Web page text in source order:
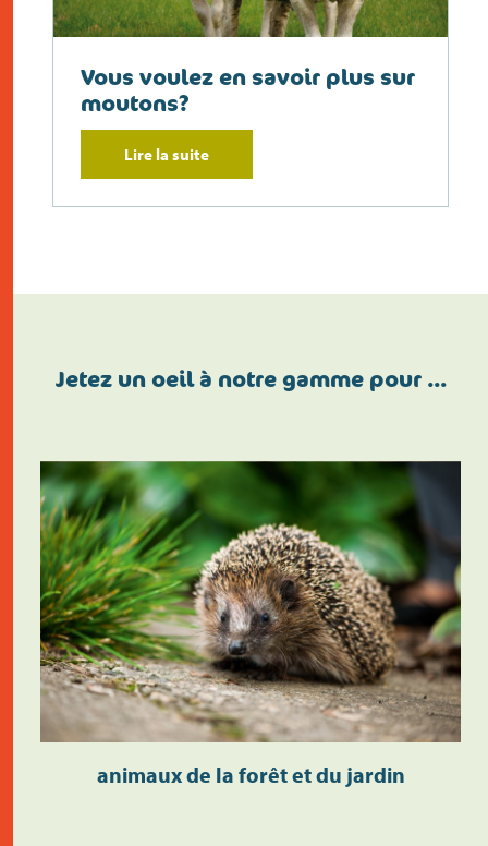
Vous voulez en savoir plus sur
moutons?
Lire la suite
Jetez un oeil à notre gamme pour …
animaux de la forêt et du jardin